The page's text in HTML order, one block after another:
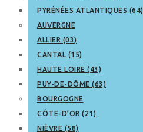
PYRÉNÉES ATLANTIQUES (64)
AUVERGNE
ALLIER (03)
CANTAL (15)
HAUTE LOIRE (43)
PUY-DE-DÔME (63)
BOURGOGNE
CÔTE-D’OR (21)
NIÈVRE (58)